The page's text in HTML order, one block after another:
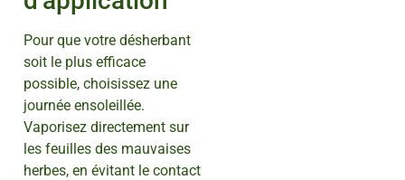
Pour que votre désherbant
soit le plus efficace
possible, choisissez une
journée ensoleillée.
Vaporisez directement sur
les feuilles des mauvaises
herbes, en évitant le contact